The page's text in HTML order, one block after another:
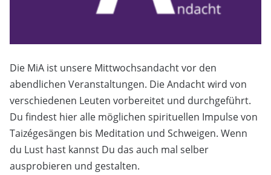
Die MiA ist unsere Mittwochsandacht vor den
abendlichen Veranstaltungen. Die Andacht wird von
verschiedenen Leuten vorbereitet und durchgeführt.
Du findest hier alle möglichen spirituellen Impulse von
Taizégesängen bis Meditation und Schweigen. Wenn
du Lust hast kannst Du das auch mal selber
ausprobieren und gestalten.